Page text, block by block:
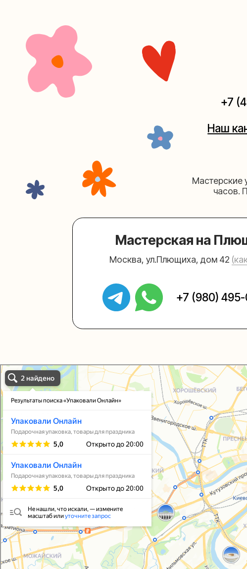
Москва, ул.Плющиха, дом 42
Мастерская на Плющихе
+7 (980) 495-03-13
Упаковали Онлайн в Москве
Москва
© 2021-2025, ООО "УПАКОВАЛИ ОНЛАЙН"
Каталог
Упаковать подарок
В личный кабинет